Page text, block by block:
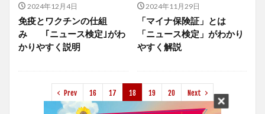
2024年12月4日
免疫とワクチンの仕組
み ｢ニュース検定｣がわ
かりやすく説明
2024年11月29日
「マイナ保険証」とは
「ニュース検定」がわかり
やすく解説
Prev 16 17 18 19 20 Next